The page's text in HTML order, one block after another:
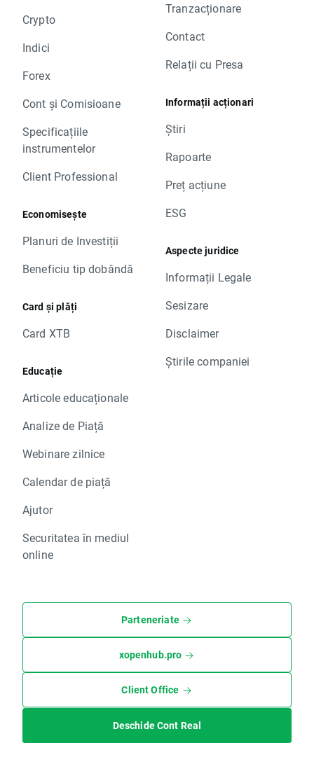
Crypto
Indici
Forex
Cont și Comisioane
Specificațiile
instrumentelor
Client Professional
Economisește
Planuri de Investiții
Beneficiu tip dobândă
Card și plăți
Card XTB
Educație
Articole educaționale
Analize de Piață
Webinare zilnice
Calendar de piață
Ajutor
Securitatea în mediul
online
Tranzacționare
Contact
Relații cu Presa
Informații acționari
Știri
Rapoarte
Preț acțiune
ESG
Aspecte juridice
Informații Legale
Sesizare
Disclaimer
Știrile companiei
Parteneriate
xopenhub.pro
Client Office
Deschide Cont Real